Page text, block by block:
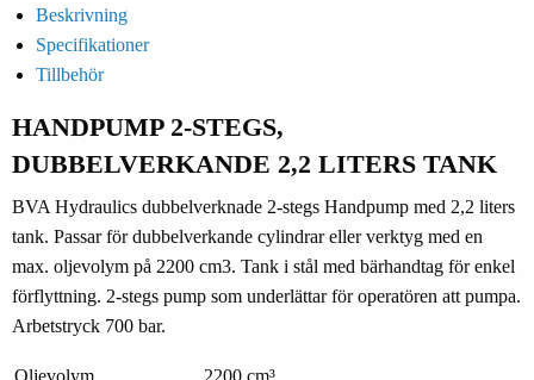
Beskrivning
Specifikationer
Tillbehör
HANDPUMP 2-STEGS,
DUBBELVERKANDE 2,2 LITERS TANK
BVA Hydraulics dubbelverknade 2-stegs Handpump med 2,2 liters
tank. Passar för dubbelverkande cylindrar eller verktyg med en
max. oljevolym på 2200 cm3. Tank i stål med bärhandtag för enkel
förflyttning. 2-stegs pump som underlättar för operatören att pumpa.
Arbetstryck 700 bar.